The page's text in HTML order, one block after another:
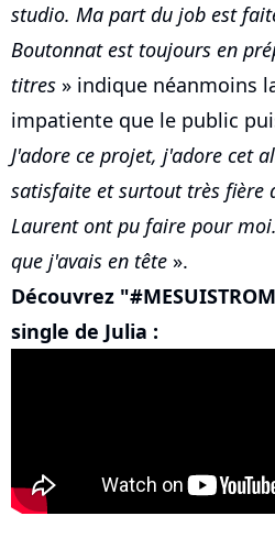
studio. Ma part du job est
Boutonnat est toujours en
titres » indique néanmoins
impatiente que le public
J'adore ce projet, j'adore cet
satisfaite et surtout très fière
Laurent ont pu faire pour
que j'avais en tête ».
Découvrez
single de Julia :